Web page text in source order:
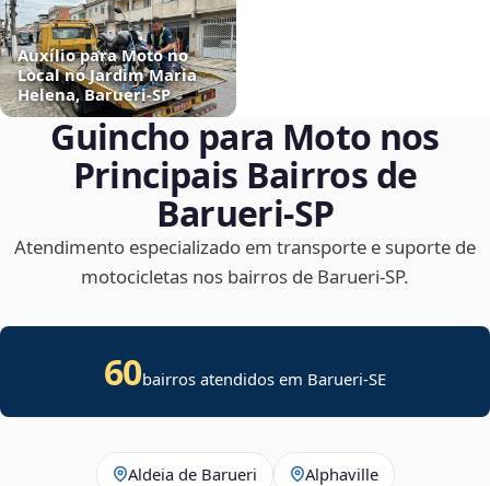
Auxílio para Moto no
Local no Jardim Maria
Helena, Barueri‑SP
Guincho para Moto nos
Principais Bairros de
Barueri‑SP
Atendimento especializado em transporte e suporte de
motocicletas nos bairros de Barueri‑SP.
60bairros atendidos em Barueri-SE
Aldeia de Barueri Alphaville